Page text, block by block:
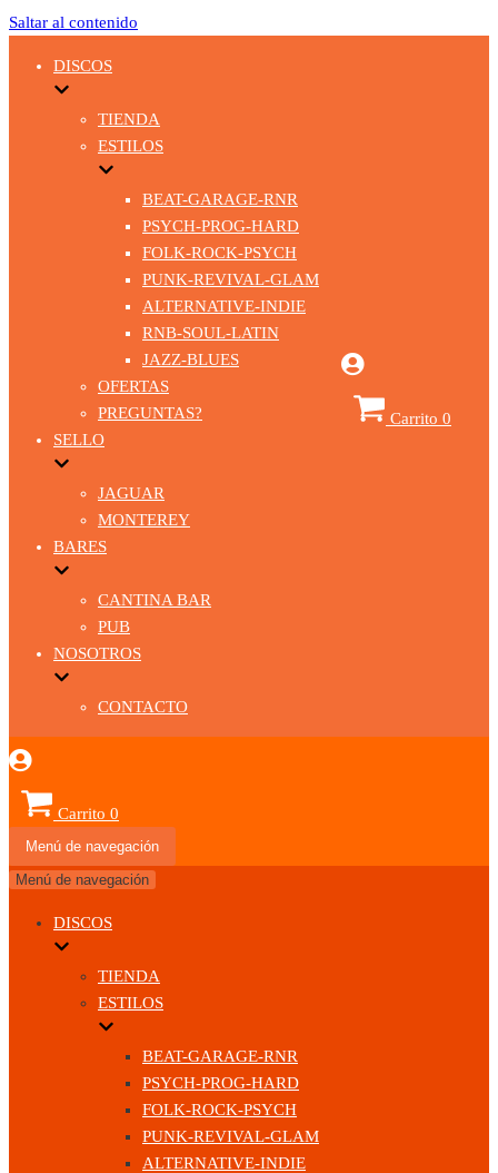
Saltar al contenido
DISCOS
TIENDA
ESTILOS
BEAT-GARAGE-RNR
PSYCH-PROG-HARD
FOLK-ROCK-PSYCH
PUNK-REVIVAL-GLAM
ALTERNATIVE-INDIE
RNB-SOUL-LATIN
JAZZ-BLUES
OFERTAS
PREGUNTAS?
SELLO
JAGUAR
MONTEREY
BARES
CANTINA BAR
PUB
NOSOTROS
CONTACTO
Carrito 0
Carrito 0
Menú de navegación
Menú de navegación
DISCOS
TIENDA
ESTILOS
BEAT-GARAGE-RNR
PSYCH-PROG-HARD
FOLK-ROCK-PSYCH
PUNK-REVIVAL-GLAM
ALTERNATIVE-INDIE